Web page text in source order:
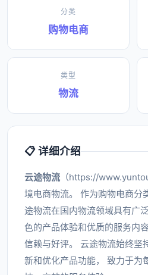
分类
购物电商
类型
物流
📋 详细介绍
云途物流 （https://
境电商物流。 作为购物电商分
途物流在国内物流领域具有广
色的产品体验和优质的服务内
信赖与好评。 云途物流始终坚
新和优化产品功能， 致力于为